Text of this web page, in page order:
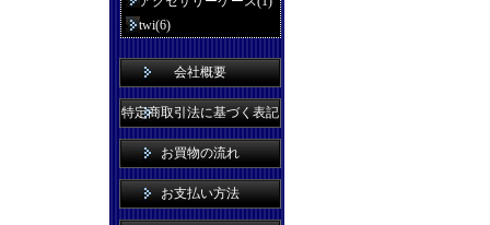
twi(6)
会社概要
特定商取引法に基づく表記
お買物の流れ
お支払い方法